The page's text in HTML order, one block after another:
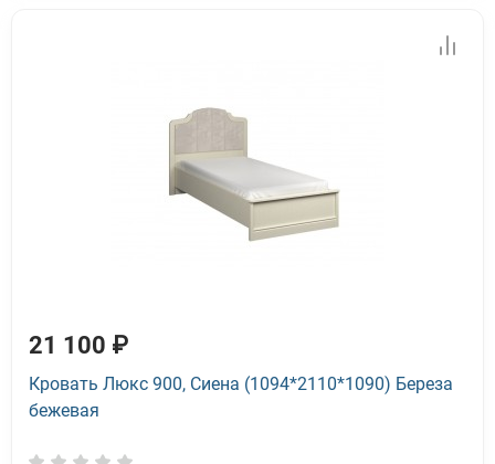
21 100 ₽
Кровать Люкс 900, Сиена (1094*2110*1090) Береза
бежевая